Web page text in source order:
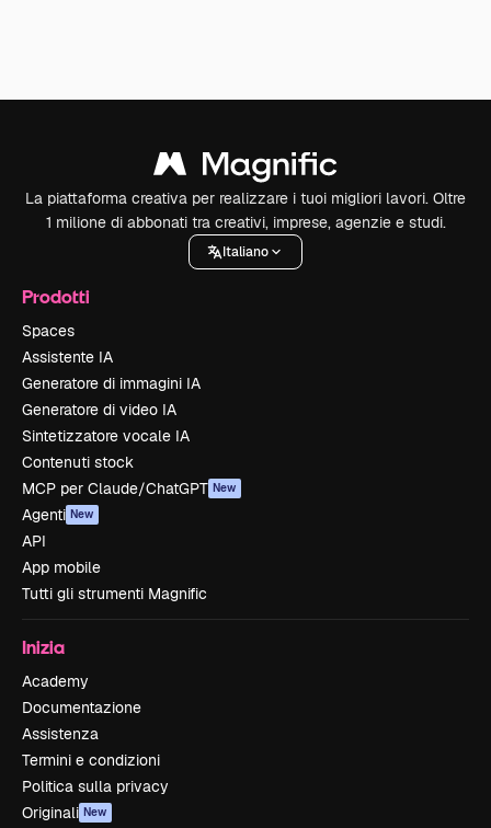
La piattaforma creativa per realizzare i tuoi migliori lavori. Oltre
1 milione di abbonati tra creativi, imprese, agenzie e studi.
Italiano
Prodotti
Spaces
Assistente IA
Generatore di immagini IA
Generatore di video IA
Sintetizzatore vocale IA
Contenuti stock
MCP per Claude/ChatGPT New
Agenti New
API
App mobile
Tutti gli strumenti Magnific
Inizia
Academy
Documentazione
Assistenza
Termini e condizioni
Politica sulla privacy
Originali New